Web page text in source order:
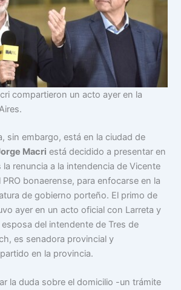
compartieron un acto ayer en la
sin embargo, está en la ciudad de
Macri está decidido a presentar en
renuncia a la intendencia de Vicente
bonaerense, para enfocarse en la
de gobierno porteño. El primo de
ayer en un acto oficial con Larreta y
esposa del intendente de Tres de
es senadora provincial y
en la provincia.
la duda sobre el domicilio -un trámite